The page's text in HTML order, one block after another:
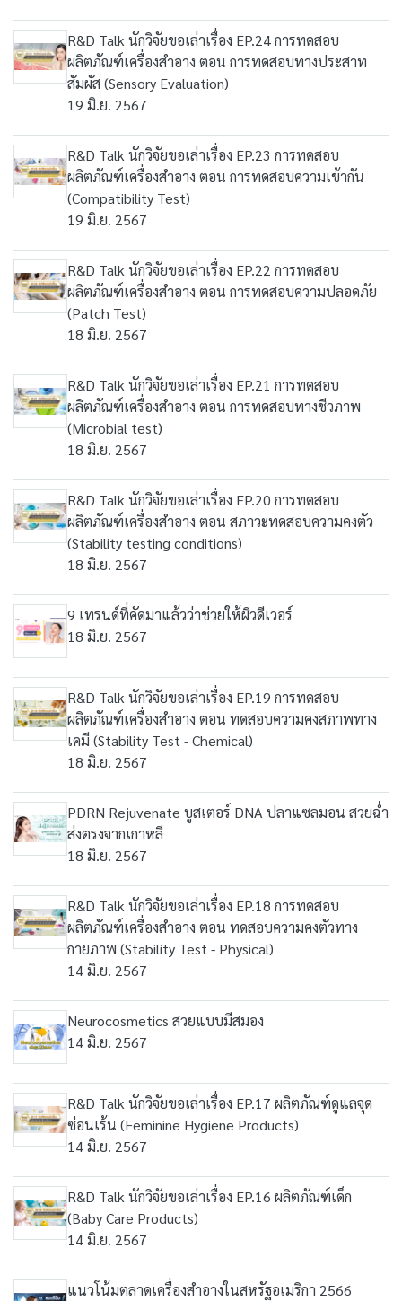
R&D Talk นักวิจัยขอเล่าเรื่อง EP.24 การทดสอบ
ผลิตภัณฑ์เครื่องสำอาง ตอน การทดสอบทางประสาท
สัมผัส (Sensory Evaluation)
19 มิ.ย. 2567
R&D Talk นักวิจัยขอเล่าเรื่อง EP.23 การทดสอบ
ผลิตภัณฑ์เครื่องสำอาง ตอน การทดสอบความเข้ากัน
(Compatibility Test)
19 มิ.ย. 2567
R&D Talk นักวิจัยขอเล่าเรื่อง EP.22 การทดสอบ
ผลิตภัณฑ์เครื่องสำอาง ตอน การทดสอบความปลอดภัย
(Patch Test)
18 มิ.ย. 2567
R&D Talk นักวิจัยขอเล่าเรื่อง EP.21 การทดสอบ
ผลิตภัณฑ์เครื่องสำอาง ตอน การทดสอบทางชีวภาพ
(Microbial test)
18 มิ.ย. 2567
R&D Talk นักวิจัยขอเล่าเรื่อง EP.20 การทดสอบ
ผลิตภัณฑ์เครื่องสำอาง ตอน สภาวะทดสอบความคงตัว
(Stability testing conditions)
18 มิ.ย. 2567
9 เทรนด์ที่คัดมาแล้วว่าช่วยให้ผิวดีเวอร์
18 มิ.ย. 2567
R&D Talk นักวิจัยขอเล่าเรื่อง EP.19 การทดสอบ
ผลิตภัณฑ์เครื่องสำอาง ตอน ทดสอบความคงสภาพทาง
เคมี (Stability Test - Chemical)
18 มิ.ย. 2567
PDRN Rejuvenate บูสเตอร์ DNA ปลาแซลมอน สวยฉ่ำ
ส่งตรงจากเกาหลี
18 มิ.ย. 2567
R&D Talk นักวิจัยขอเล่าเรื่อง EP.18 การทดสอบ
ผลิตภัณฑ์เครื่องสำอาง ตอน ทดสอบความคงตัวทาง
กายภาพ (Stability Test - Physical)
14 มิ.ย. 2567
Neurocosmetics สวยแบบมีสมอง
14 มิ.ย. 2567
R&D Talk นักวิจัยขอเล่าเรื่อง EP.17 ผลิตภัณฑ์ดูแลจุด
ซ่อนเร้น (Feminine Hygiene Products)
14 มิ.ย. 2567
R&D Talk นักวิจัยขอเล่าเรื่อง EP.16 ผลิตภัณฑ์เด็ก
(Baby Care Products)
14 มิ.ย. 2567
แนวโน้มตลาดเครื่องสำอางในสหรัฐอเมริกา 2566